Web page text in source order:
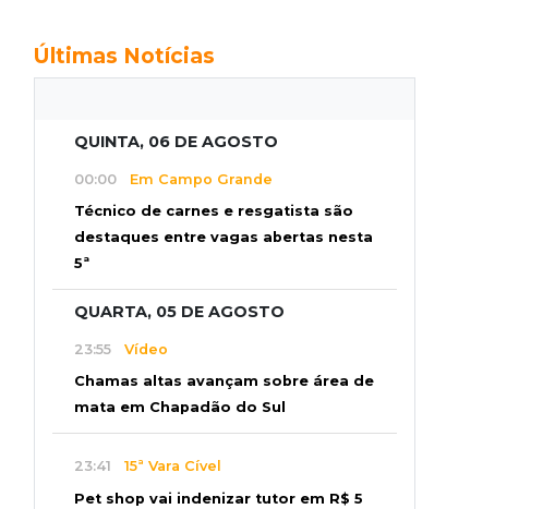
Últimas Notícias
QUINTA, 06 DE AGOSTO
00:00 Em Campo Grande
Técnico de carnes e resgatista são
destaques entre vagas abertas nesta
5ª
QUARTA, 05 DE AGOSTO
23:55 Vídeo
Chamas altas avançam sobre área de
mata em Chapadão do Sul
23:41 15ª Vara Cível
Pet shop vai indenizar tutor em R$ 5